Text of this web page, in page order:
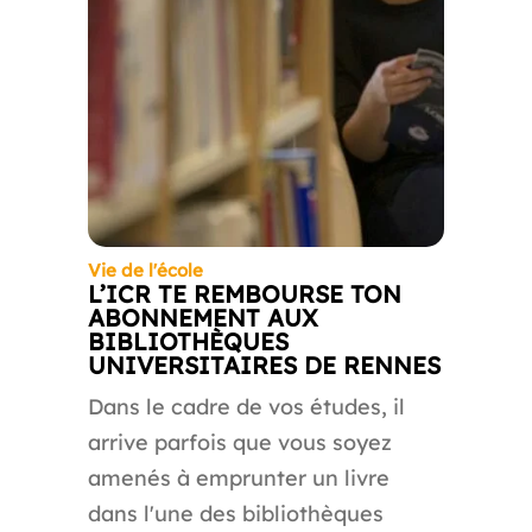
Vie de l'école
L’ICR TE REMBOURSE TON
ABONNEMENT AUX
BIBLIOTHÈQUES
UNIVERSITAIRES DE RENNES
Dans le cadre de vos études, il
arrive parfois que vous soyez
amenés à emprunter un livre
dans l'une des bibliothèques